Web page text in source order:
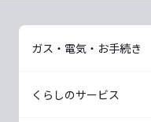
ガス・電気・お手続き
くらしのサービス